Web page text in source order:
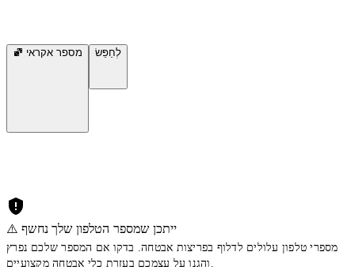
מספר אקראי לְחַפֵּשׂ
⚠️ ייתכן שמספר הטלפון שלך נחשף
מספרי טלפון עלולים לדלוף בפריצות אבטחה. בדקו אם המספר שלכם נפרץ